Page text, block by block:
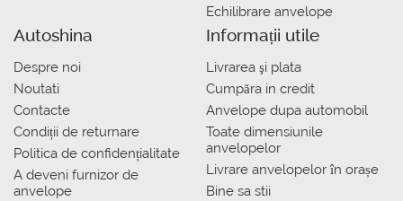
Echilibrare anvelope
Autoshina
Despre noi
Noutati
Contacte
Condiții de returnare
Politica de confidențialitate
A deveni furnizor de
anvelope
Informații utile
Livrarea şi plata
Сumpăra in credit
Anvelope dupa automobil
Toate dimensiunile
anvelopelor
Livrare anvelopelor în orașe
Bine sa stii